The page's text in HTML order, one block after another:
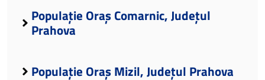
Populație Oraș Comarnic, Județul
Prahova
Populație Oraș Mizil, Județul Prahova